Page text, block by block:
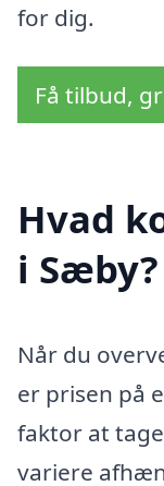
for dig.
Få tilbud,
Hvad
i Sæby?
Når du
er prisen på
faktor at
variere